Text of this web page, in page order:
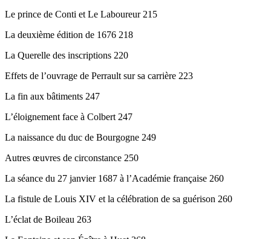
Le prince de Conti et Le Laboureur 215
La deuxième édition de 1676 218
La Querelle des inscriptions 220
Effets de l’ouvrage de Perrault sur sa carrière 223
La fin aux bâtiments 247
L’éloignement face à Colbert 247
La naissance du duc de Bourgogne 249
Autres œuvres de circonstance 250
La séance du 27 janvier 1687 à l’Académie française 260
La fistule de Louis XIV et la célébration de sa guérison 260
L’éclat de Boileau 263